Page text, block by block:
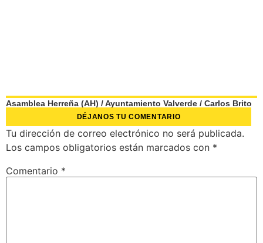
Asamblea Herreña (AH) /Ayuntamiento Valverde / Carlos Brito
DÉJANOS TU COMENTARIO
Tu dirección de correo electrónico no será publicada.
Los campos obligatorios están marcados con *
Comentario *